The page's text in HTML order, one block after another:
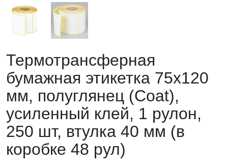
Термотрансферная
бумажная этикетка 75х120
мм, полуглянец (Coat),
усиленный клей, 1 рулон,
250 шт, втулка 40 мм (в
коробке 48 рул)